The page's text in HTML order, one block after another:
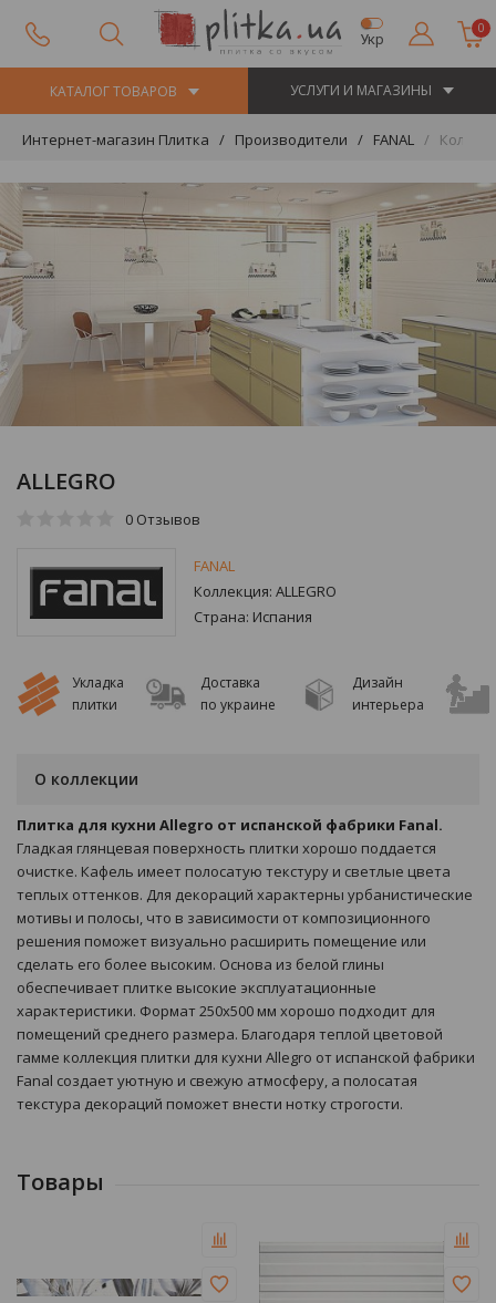
Укр
0
КАТАЛОГ ТОВАРОВ УСЛУГИ И МАГАЗИНЫ
Интернет-магазин Плитка Производители FANAL
ALLEGRO
0 Отзывов
FANAL
Коллекция: ALLEGRO
Страна: Испания
Укладка
плитки
Доставка
по украине
Дизайн
интерьера
О коллекции
Плитка для кухни Allegro от испанской фабрики Fanal.
Гладкая глянцевая поверхность плитки хорошо поддается
очистке. Кафель имеет полосатую текстуру и светлые цвета
теплых оттенков. Для декораций характерны урбанистические
мотивы и полосы, что в зависимости от композиционного
решения поможет визуально расширить помещение или
сделать его более высоким. Основа из белой глины
обеспечивает плитке высокие эксплуатационные
характеристики. Формат 250х500 мм хорошо подходит для
помещений среднего размера. Благодаря теплой цветовой
гамме коллекция плитки для кухни Allegro от испанской фабрики
Fanal создает уютную и свежую атмосферу, а полосатая
текстура декораций поможет внести нотку строгости.
Товары